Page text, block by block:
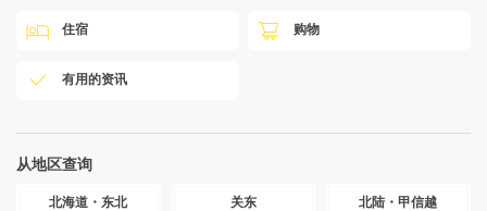
住宿 购物
有用的资讯
从地区查询
北海道・东北 关东 北陆・甲信越